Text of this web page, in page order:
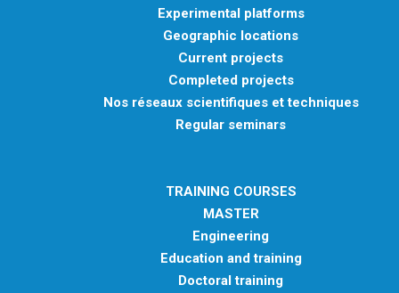
Experimental platforms
Geographic locations
Current projects
Completed projects
Nos réseaux scientifiques et techniques
Regular seminars
TRAINING COURSES
MASTER
Engineering
Education and training
Doctoral training